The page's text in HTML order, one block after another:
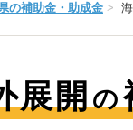
の補助金・助成金 >
展開 の